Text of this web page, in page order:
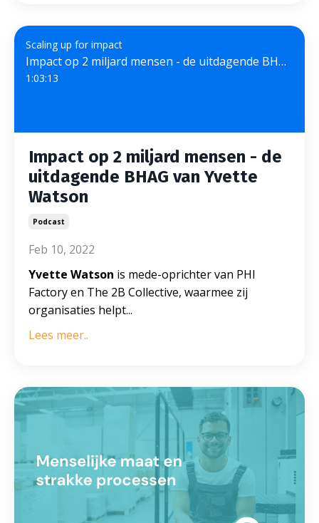
Scaling up for impact
Impact op 2 miljard mensen - de uitdagende BHAG van Yvette Watson
1:03:13
Impact op 2 miljard mensen - de
uitdagende BHAG van Yvette
Watson
Podcast
Feb 10, 2022
Yvette Watson is mede-oprichter van PHI
Factory en The 2B Collective, waarmee zij
organisaties helpt...
Lees meer..